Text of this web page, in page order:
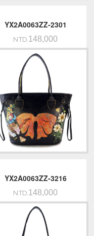
YX2A0063ZZ-2301
NTD.148,000
YX2A0063ZZ-3216
NTD.148,000